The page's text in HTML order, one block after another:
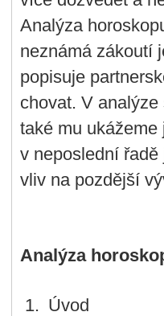
Analýza
neznámá zákoutí
popisuje
chovat. V
také mu ukážeme
v neposlední
vliv na pozdější
Analýza
Úvod